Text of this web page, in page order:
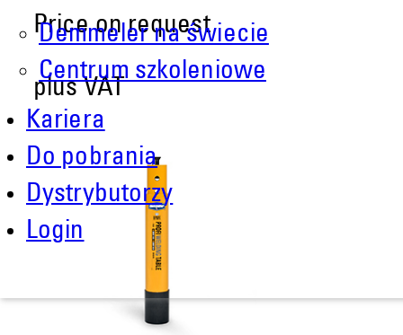
Demmeler na świecie
Centrum szkoleniowe
Kariera
Do pobrania
Dystrybutorzy
Login
Price on request
plus VAT